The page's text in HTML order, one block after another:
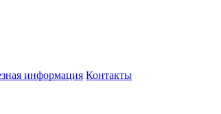
информация Контакты